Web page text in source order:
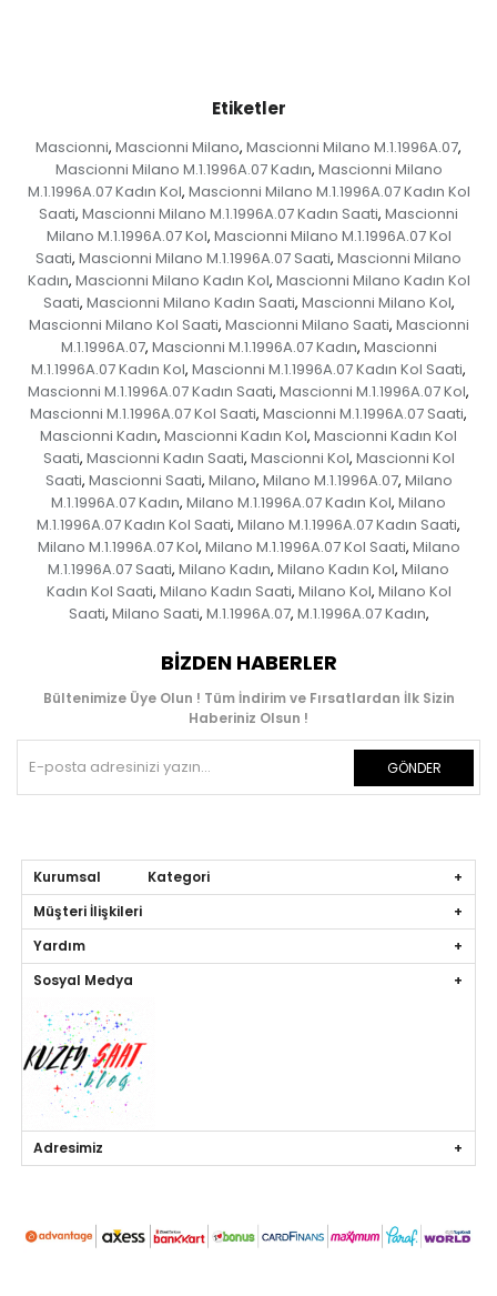
Etiketler
Mascionni, Mascionni Milano, Mascionni Milano M.1.1996A.07,
Mascionni Milano M.1.1996A.07 Kadın, Mascionni Milano
M.1.1996A.07 Kadın Kol, Mascionni Milano M.1.1996A.07 Kadın Kol
Saati, Mascionni Milano M.1.1996A.07 Kadın Saati, Mascionni
Milano M.1.1996A.07 Kol, Mascionni Milano M.1.1996A.07 Kol
Saati, Mascionni Milano M.1.1996A.07 Saati, Mascionni Milano
Kadın, Mascionni Milano Kadın Kol, Mascionni Milano Kadın Kol
Saati, Mascionni Milano Kadın Saati, Mascionni Milano Kol,
Mascionni Milano Kol Saati, Mascionni Milano Saati, Mascionni
M.1.1996A.07, Mascionni M.1.1996A.07 Kadın, Mascionni
M.1.1996A.07 Kadın Kol, Mascionni M.1.1996A.07 Kadın Kol Saati,
Mascionni M.1.1996A.07 Kadın Saati, Mascionni M.1.1996A.07 Kol,
Mascionni M.1.1996A.07 Kol Saati, Mascionni M.1.1996A.07 Saati,
Mascionni Kadın, Mascionni Kadın Kol, Mascionni Kadın Kol
Saati, Mascionni Kadın Saati, Mascionni Kol, Mascionni Kol
Saati, Mascionni Saati, Milano, Milano M.1.1996A.07, Milano
M.1.1996A.07 Kadın, Milano M.1.1996A.07 Kadın Kol, Milano
M.1.1996A.07 Kadın Kol Saati, Milano M.1.1996A.07 Kadın Saati,
Milano M.1.1996A.07 Kol, Milano M.1.1996A.07 Kol Saati, Milano
M.1.1996A.07 Saati, Milano Kadın, Milano Kadın Kol, Milano
Kadın Kol Saati, Milano Kadın Saati, Milano Kol, Milano Kol
Saati, Milano Saati, M.1.1996A.07, M.1.1996A.07 Kadın,
BIZDEN HABERLER
Bültenimize Üye Olun ! Tüm İndirim ve Fırsatlardan İlk Sizin
Haberiniz Olsun !
GÖNDER
Kurumsal Kategori
Müşteri İlişkileri
Yardım
Sosyal Medya
Adresimiz